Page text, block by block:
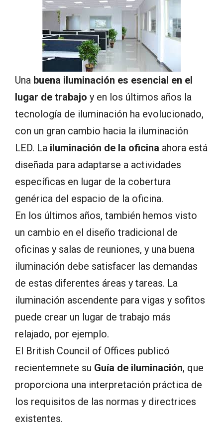
Una buena iluminación es esencial en el
lugar de trabajo y en los últimos años la
tecnología de iluminación ha evolucionado,
con un gran cambio hacia la iluminación
LED. La iluminación de la oficina ahora está
diseñada para adaptarse a actividades
específicas en lugar de la cobertura
genérica del espacio de la oficina.
En los últimos años, también hemos visto
un cambio en el diseño tradicional de
oficinas y salas de reuniones, y una buena
iluminación debe satisfacer las demandas
de estas diferentes áreas y tareas. La
iluminación ascendente para vigas y sofitos
puede crear un lugar de trabajo más
relajado, por ejemplo.
El British Council of Offices publicó
recientemnete su Guía de iluminación, que
proporciona una interpretación práctica de
los requisitos de las normas y directrices
existentes.